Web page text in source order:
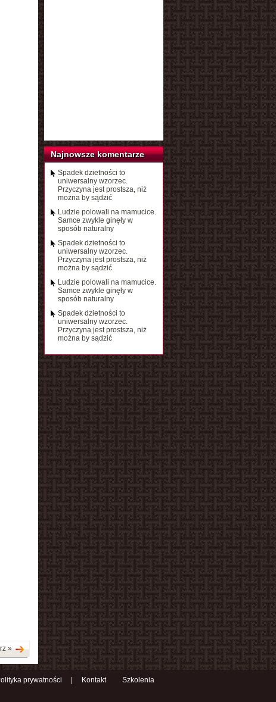
»
Najnowsze komentarze
Spadek dzietności to
uniwersalny wzorzec.
Przyczyna jest prostsza, niż
można by sądzić
Ludzie polowali na mamucice.
Samce zwykle ginęły w
sposób naturalny
Spadek dzietności to
uniwersalny wzorzec.
Przyczyna jest prostsza, niż
można by sądzić
Ludzie polowali na mamucice.
Samce zwykle ginęły w
sposób naturalny
Spadek dzietności to
uniwersalny wzorzec.
Przyczyna jest prostsza, niż
można by sądzić
prywatności Kontakt Szkolenia